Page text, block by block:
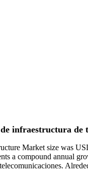
infraestructura de
Market size was
a compound annual